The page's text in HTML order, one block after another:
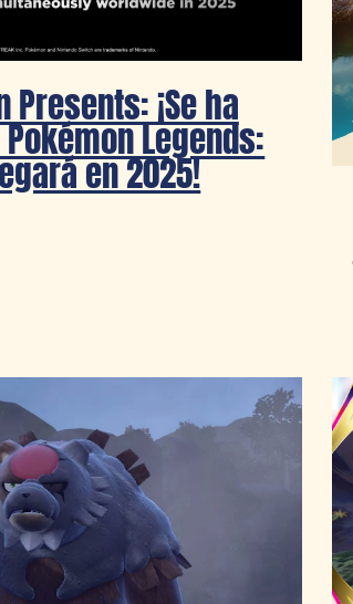
Presents: ¡Se ha
Legends:
en 2025!